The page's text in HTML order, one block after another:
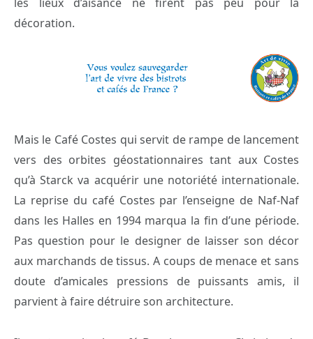
décoration.
Mais le Café Costes qui servit de rampe de lancement
vers des orbites géostationnaires tant aux Costes
qu’à Starck va acquérir une notoriété internationale.
La reprise du café Costes par l’enseigne de Naf-Naf
dans les Halles en 1994 marqua la fin d’une période.
Pas question pour le designer de laisser son décor
aux marchands de tissus. A coups de menace et sans
doute d’amicales pressions de puissants amis, il
parvient à faire détruire son architecture.